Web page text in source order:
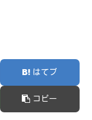
はてブ
コピー